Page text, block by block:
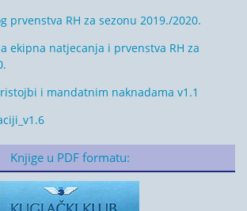
prvenstva RH za sezonu 2019./2020.
ekipna natjecanja i prvenstva RH za
i mandatnim naknadama v1.1
Knjige u PDF formatu: